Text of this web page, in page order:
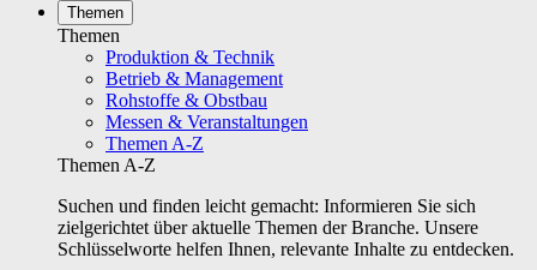
Themen
Themen
Produktion & Technik
Betrieb & Management
Rohstoffe & Obstbau
Messen & Veranstaltungen
Themen A-Z
Themen A-Z
Suchen und finden leicht gemacht: Informieren Sie sich
zielgerichtet über aktuelle Themen der Branche. Unsere
Schlüsselworte helfen Ihnen, relevante Inhalte zu entdecken.